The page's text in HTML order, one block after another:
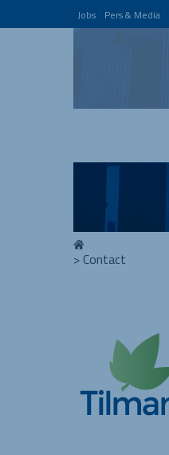
Jobs Pers & Media
> Contact